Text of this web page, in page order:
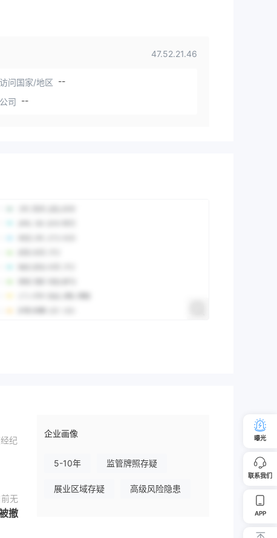
47.52.21.46
问国家/地区 --
司 --
纪
无
撤
企业画像
5-10年 监管牌照存疑
展业区域存疑 高级风险隐患
曝光
联系我们
APP